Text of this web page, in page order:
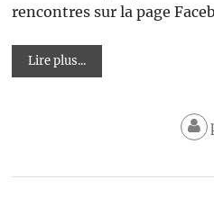
rencontres sur la page
Lire plus...